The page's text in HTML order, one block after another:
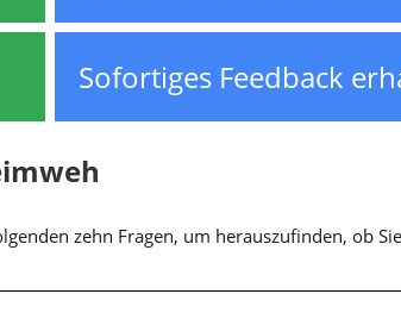
Sofortiges Feedback
zehn Fragen, um herauszufinden, ob